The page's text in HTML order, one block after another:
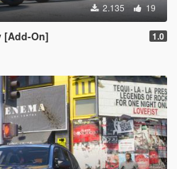
2.135 19
[Add-On] 1.0